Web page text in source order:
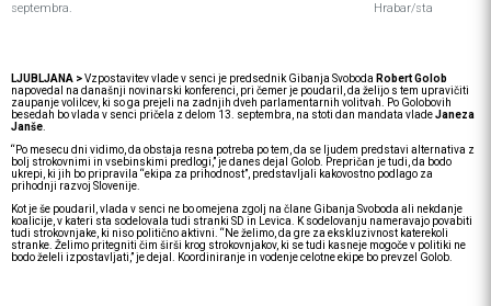
septembra.
Hrabar/sta
LJUBLJANA >Vzpostavitev vlade v senci je predsednik Gibanja Svoboda Robert Golob
napovedal na današnji novinarski konferenci, pri čemer je poudaril, da želijo s tem upravičiti
zaupanje volilcev, ki so ga prejeli na zadnjih dveh parlamentarnih volitvah. Po Golobovih
besedah bo vlada v senci pričela z delom 13. septembra, na stoti dan mandata vladeJaneza
Janše
“Po mesecu dni vidimo, da obstaja resna potreba po tem, da se ljudem predstavi alternativa z
bolj strokovnimi in vsebinskimi predlogi,” je danes dejal Golob. Prepričan je tudi, da bodo
ukrepi, ki jih bo pripravila “ekipa za prihodnost”, predstavljali kakovostno podlago za
prihodnji razvoj Slovenije.
Kot je še poudaril, vlada v senci ne bo omejena zgolj na člane Gibanja Svoboda ali nekdanje
koalicije, v kateri sta sodelovala tudi stranki SD in Levica. K sodelovanju nameravajo povabiti
tudi strokovnjake, ki niso politično aktivni. “Ne želimo, da gre za ekskluzivnost katerekoli
stranke. Želimo pritegniti čim širši krog strokovnjakov, ki se tudi kasneje mogoče v politiki ne
bodo želeli izpostavljati,” je dejal. Koordiniranje in vodenje celotne ekipe bo prevzel Golob.